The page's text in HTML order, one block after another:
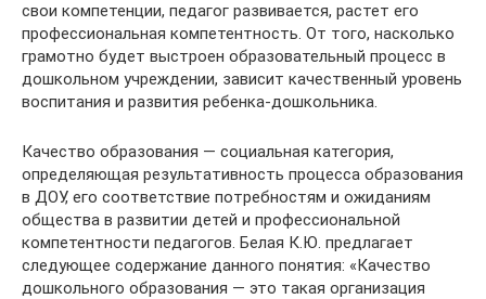
свои компетенции, педагог развивается, растет его
профессиональная компетентность. От того, насколько
грамотно будет выстроен образовательный процесс в
дошкольном учреждении, зависит качественный уровень
воспитания и развития ребенка-дошкольника.
Качество образования — социальная категория,
определяющая результативность процесса образования
в ДОУ, его соответствие потребностям и ожиданиям
общества в развитии детей и профессиональной
компетентности педагогов. Белая К.Ю. предлагает
следующее содержание данного понятия: «Качество
дошкольного образования — это такая организация